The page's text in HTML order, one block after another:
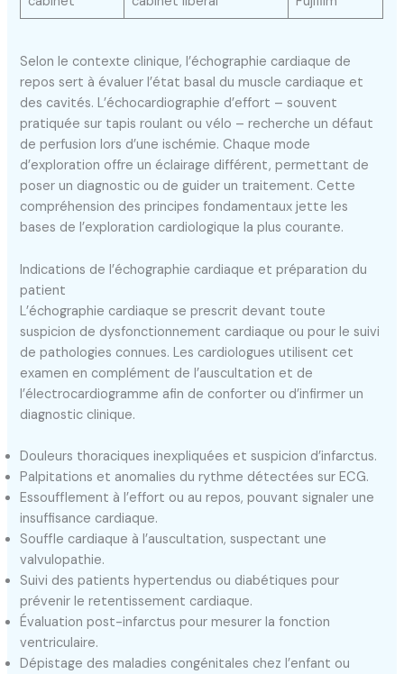
Selon le contexte clinique, l’échographie cardiaque de
repos sert à évaluer l’état basal du muscle cardiaque et
des cavités. L’échocardiographie d’effort – souvent
pratiquée sur tapis roulant ou vélo – recherche un défaut
de perfusion lors d’une ischémie. Chaque mode
d’exploration offre un éclairage différent, permettant de
poser un diagnostic ou de guider un traitement. Cette
compréhension des principes fondamentaux jette les
bases de l’exploration cardiologique la plus courante.
Indications de l’échographie cardiaque et préparation du
patient
L’échographie cardiaque se prescrit devant toute
suspicion de dysfonctionnement cardiaque ou pour le suivi
de pathologies connues. Les cardiologues utilisent cet
examen en complément de l’auscultation et de
l’électrocardiogramme afin de conforter ou d’infirmer un
diagnostic clinique.
Douleurs thoraciques inexpliquées et suspicion d’infarctus.
Palpitations et anomalies du rythme détectées sur ECG.
Essoufflement à l’effort ou au repos, pouvant signaler une
insuffisance cardiaque.
Souffle cardiaque à l’auscultation, suspectant une
valvulopathie.
Suivi des patients hypertendus ou diabétiques pour
prévenir le retentissement cardiaque.
Évaluation post-infarctus pour mesurer la fonction
ventriculaire.
Dépistage des maladies congénitales chez l’enfant ou